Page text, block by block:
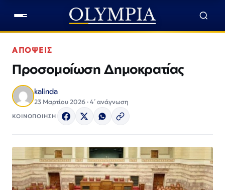
ΑΠΟΨΕΙΣ
Προσομοίωση Δημοκρατίας
kalinda
23 Μαρτίου 2026 · 4΄ ανάγνωση
ΚΟΙΝΟΠΟΙΗΣΗ